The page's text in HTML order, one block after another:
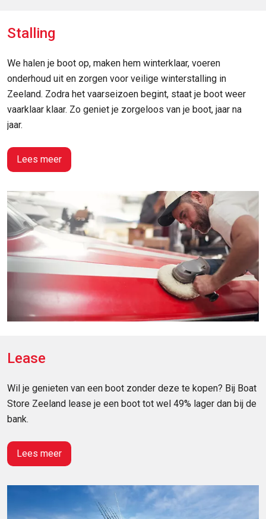
Stalling
We halen je boot op, maken hem winterklaar, voeren
onderhoud uit en zorgen voor veilige winterstalling in
Zeeland. Zodra het vaarseizoen begint, staat je boot weer
vaarklaar klaar. Zo geniet je zorgeloos van je boot, jaar na
jaar.
Lees meer
Lease
Wil je genieten van een boot zonder deze te kopen? Bij Boat
Store Zeeland lease je een boot tot wel 49% lager dan bij de
bank.
Lees meer